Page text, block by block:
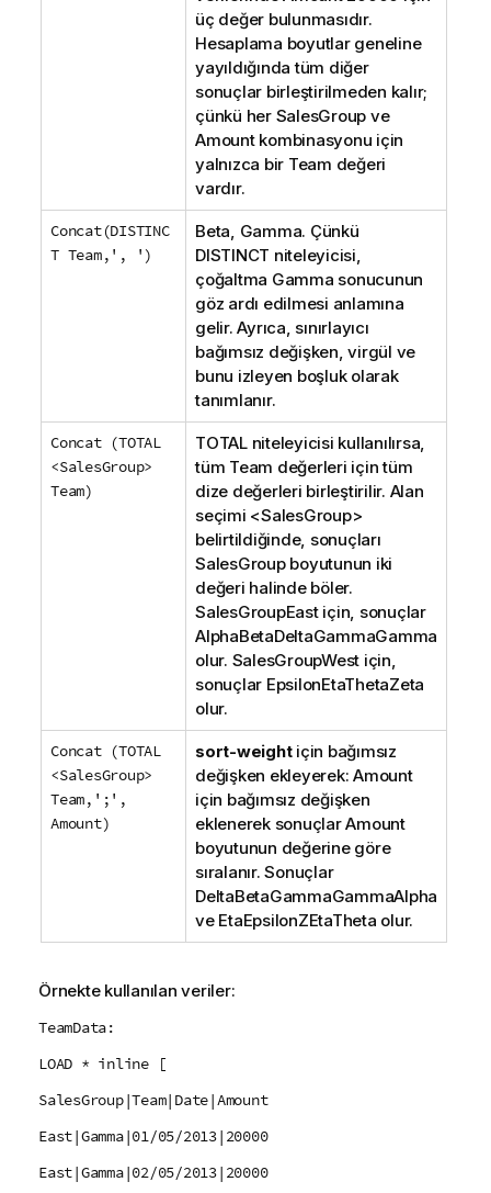
üç değer bulunmasıdır.
Hesaplama boyutlar geneline
yayıldığında tüm diğer
sonuçlar birleştirilmeden kalır;
çünkü her SalesGroup ve
Amountkombinasyonu için
yalnızca bir Team değeri
vardır.
Concat(DISTINC
T Team,', ')
Beta, Gamma. Çünkü
DISTINCT niteleyicisi,
çoğaltma Gamma sonucunun
göz ardı edilmesi anlamına
gelir. Ayrıca, sınırlayıcı
bağımsız değişken, virgül ve
bunu izleyen boşluk olarak
tanımlanır.
Concat (TOTAL
<SalesGroup>
Team)
TOTALniteleyicisi kullanılırsa,
tüm Team değerleri için tüm
dize değerleri birleştirilir. Alan
seçimi <SalesGroup>
belirtildiğinde, sonuçları
SalesGroupboyutunun iki
değeri halinde böler.
SalesGroupEastiçin, sonuçlar
AlphaBetaDeltaGammaGamma
olur. SalesGroupWest için,
sonuçlar EpsilonEtaThetaZeta
olur.
Concat (TOTAL
<SalesGroup>
Team,';',
Amount)
sort-weightiçin bağımsız
değişken ekleyerek: Amount
için bağımsız değişken
eklenerek sonuçlarAmount
boyutunun değerine göre
sıralanır. Sonuçlar
DeltaBetaGammaGammaAlpha
ve EtaEpsilonZEtaTheta olur.
Örnekte kullanılan veriler:
TeamData:
LOAD * inline [
SalesGroup|Team|Date|Amount
East|Gamma|01/05/2013|20000
East|Gamma|02/05/2013|20000